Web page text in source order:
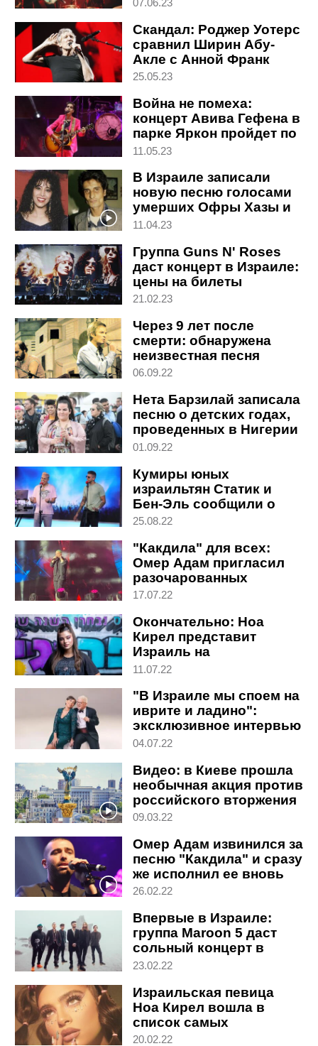
07.06.23
Скандал: Роджер Уотерс
сравнил Ширин Абу-
Акле с Анной Франк
25.05.23
Война не помеха:
концерт Авива Гефена в
парке Яркон пройдет по
расписанию
11.05.23
В Израиле записали
новую песню голосами
умерших Офры Хазы и
Зоара Аргова
11.04.23
Группа Guns N' Roses
даст концерт в Израиле:
цены на билеты
21.02.23
Через 9 лет после
смерти: обнаружена
неизвестная песня
Арика Айнштейна
06.09.22
Нета Барзилай записала
песню о детских годах,
проведенных в Нигерии
01.09.22
Кумиры юных
израильтян Статик и
Бен-Эль сообщили о
расформировании
25.08.22
"Какдила" для всех:
Омер Адам пригласил
разочарованных
поклонников на
17.07.22
Окончательно: Ноа
Кирел представит
Израиль на
Евровидении-2023
11.07.22
"В Израиле мы споем на
иврите и ладино":
эксклюзивное интервью
солистки Pink Martini
04.07.22
Видео: в Киеве прошла
необычная акция против
российского вторжения
09.03.22
Омер Адам извинился за
песню "Какдила" и сразу
же исполнил ее вновь
26.02.22
Впервые в Израиле:
группа Maroon 5 даст
сольный концерт в
парке Ха-Яркон
23.02.22
Израильская певица
Ноа Кирел вошла в
список самых
многообещающих
20.02.22